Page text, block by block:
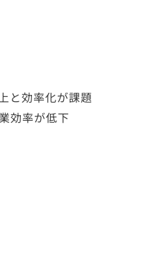
と効率化が課題
効率が低下